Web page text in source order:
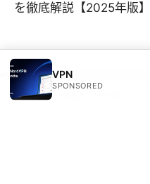
を徹底解説【2025年版
VPN
SPONSORED
© 2026 CUSTOMER REVIEWS.